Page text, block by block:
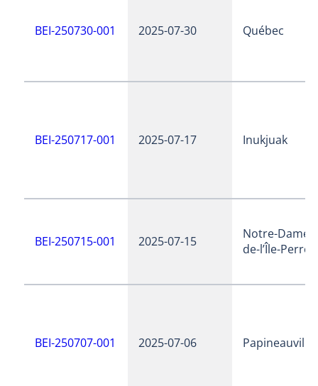
BEI-250730-001 2025-07-30 Québec
BEI-250717-001 2025-07-17 Inukjuak
BEI-250715-001 2025-07-15
Notre-Dame-
de-l’Île-Perrot
BEI-250707-001 2025-07-06 Papineauville